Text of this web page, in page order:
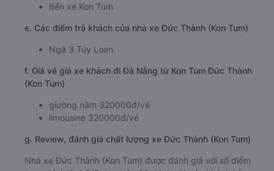
Bến xe Kon Tum
e. Các điểm trả khách của nhà xe Đức Thành (Kon Tum)
Ngã 3 Túy Loan
f. Giá vé giá xe khách đi Đà Nẵng từ Kon Tum Đức Thành
(Kon Tum)
giường nằm 320000đ/vé
limousine 320000đ/vé
g. Review, đánh giá chất lượng xe Đức Thành (Kon Tum)
Nhà xe Đức Thành (Kon Tum) được đánh giá với số điểm